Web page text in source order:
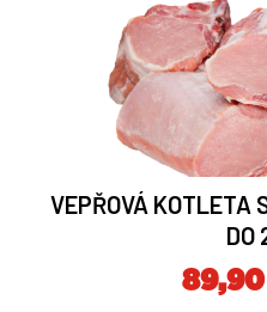
VEPŘOVÁ KOTLETA
DO